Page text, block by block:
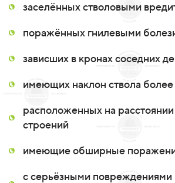
заселённых стволовыми
поражённых гнилевыми
зависших в кронах соседних
имеющих наклон ствола более
расположенных на
строений
имеющие обширные
с серьёзными повреждениями